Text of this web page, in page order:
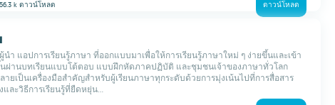
k ดาวน์โหลด ดาวน์โหลด
นำ แอปการเรียนรู้ภาษา ที่ออกแบบมาเพื่อให้การเรียนรู้ภาษาใหม่ ๆ ง่ายขึ้นและเข้า
ผ่านบทเรียนแบบโต้ตอบ แบบฝึกหัดภาคปฏิบัติ และชุมชนเจ้าของภาษาทั่วโลก
ลายเป็นเครื่องมือสำคัญสำหรับผู้เรียนภาษาทุกระดับด้วยการมุ่งเน้นไปที่การสื่อสาร
และวิธีการเรียนรู้ที่ยืดหยุ่น...